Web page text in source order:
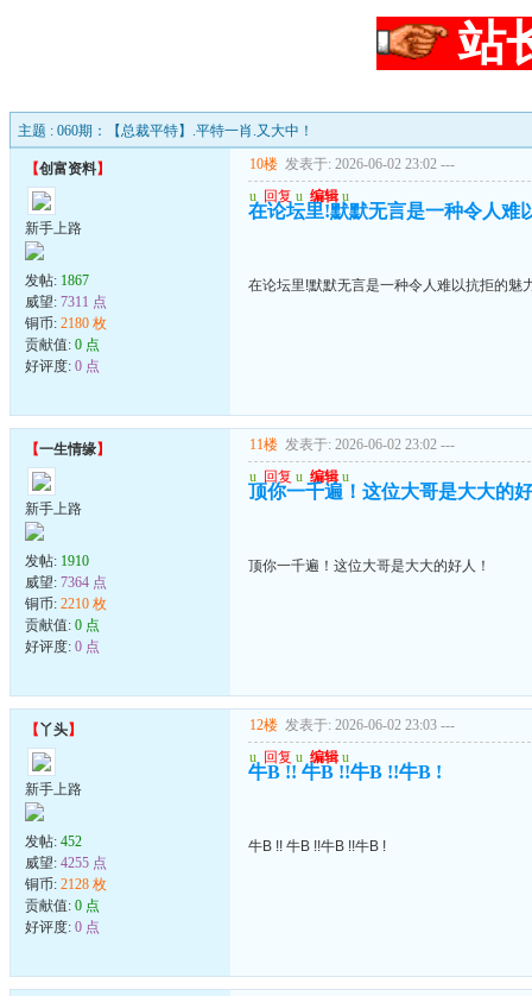
站
主题 : 060期：【总裁平特】.平特一肖.又大中！
【创富资料】
新手上路
发帖: 1867
威望: 7311 点
铜币: 2180 枚
贡献值: 0 点
好评度: 0 点
10楼 发表于: 2026-06-02 23:02 ---
u 回复 u 编辑 u
在论坛里!默默无言是一种令人难
在论坛里!默默无言是一种令人难以抗拒的魅
【一生情缘】
新手上路
发帖: 1910
威望: 7364 点
铜币: 2210 枚
贡献值: 0 点
好评度: 0 点
11楼 发表于: 2026-06-02 23:02 ---
u 回复 u 编辑 u
顶你一千遍！这位大哥是大大的
顶你一千遍！这位大哥是大大的好人！
【丫头】
新手上路
发帖: 452
威望: 4255 点
铜币: 2128 枚
贡献值: 0 点
好评度: 0 点
12楼 发表于: 2026-06-02 23:03 ---
u 回复 u 编辑 u
牛B !! 牛B !!牛B !!牛B !
牛B !! 牛B !!牛B !!牛B !